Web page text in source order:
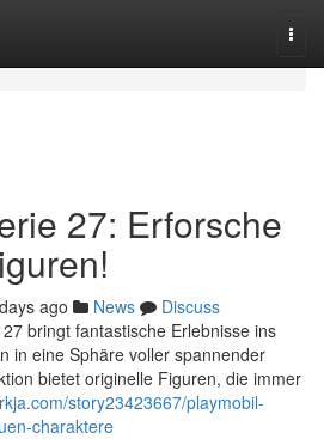
27: Erforsche
ago News
Discuss
bringt fantastische Erlebnisse ins
in eine Sphäre voller spannender
bietet originelle Figuren, die immer
story23423667/playmobil-
charaktere